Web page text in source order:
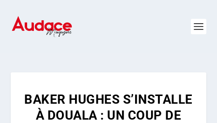
BAKER HUGHES S’INSTALLE
À DOUALA : UN COUP DE